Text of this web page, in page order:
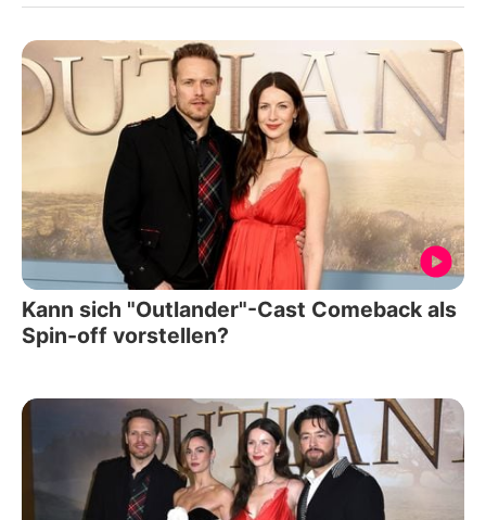
Kann sich "Outlander"-Cast Comeback als
Spin-off vorstellen?